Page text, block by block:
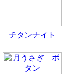
チタンナイト